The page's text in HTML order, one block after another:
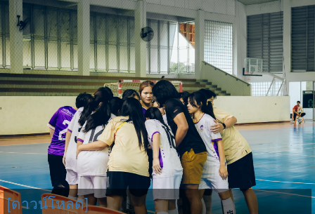
[ดาวน์โหลด]